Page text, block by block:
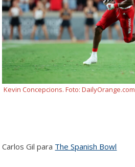
Kevin Concepcions. Foto: DailyOrange.com
Carlos Gil para The Spanish Bowl